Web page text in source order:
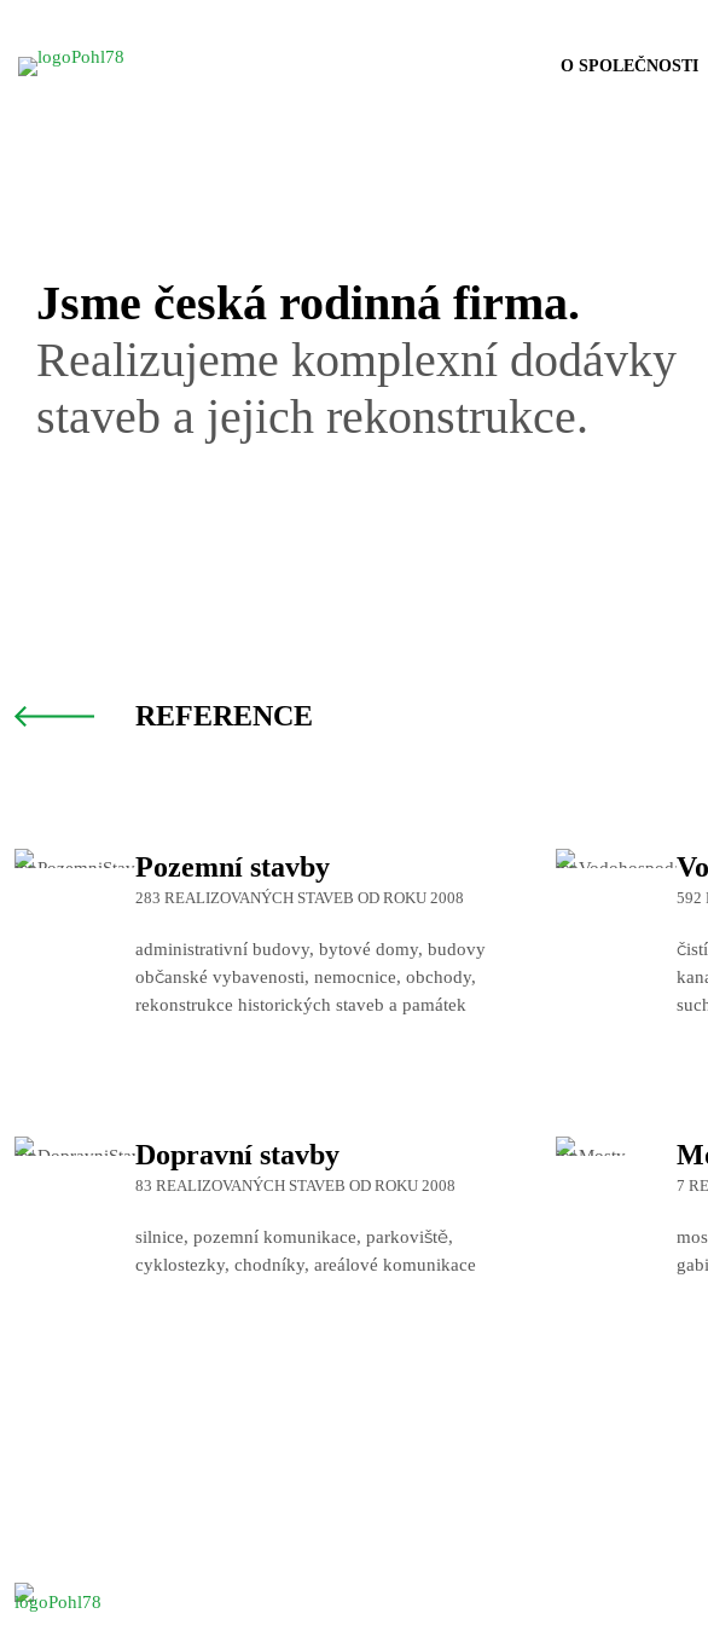
O SPOLEČNOSTI
Jsme česká rodinná firma.
Realizujeme komplexní dodávky
staveb a jejich rekonstrukce.
REFERENCE
Pozemní stavby
283 REALIZOVANÝCH STAVEB OD ROKU 2008
administrativní budovy, bytové domy, budovy
občanské vybavenosti, nemocnice, obchody,
rekonstrukce historických staveb a památek
592
Dopravní stavby
83 REALIZOVANÝCH STAVEB OD ROKU 2008
silnice, pozemní komunikace, parkoviště,
cyklostezky, chodníky, areálové komunikace
7